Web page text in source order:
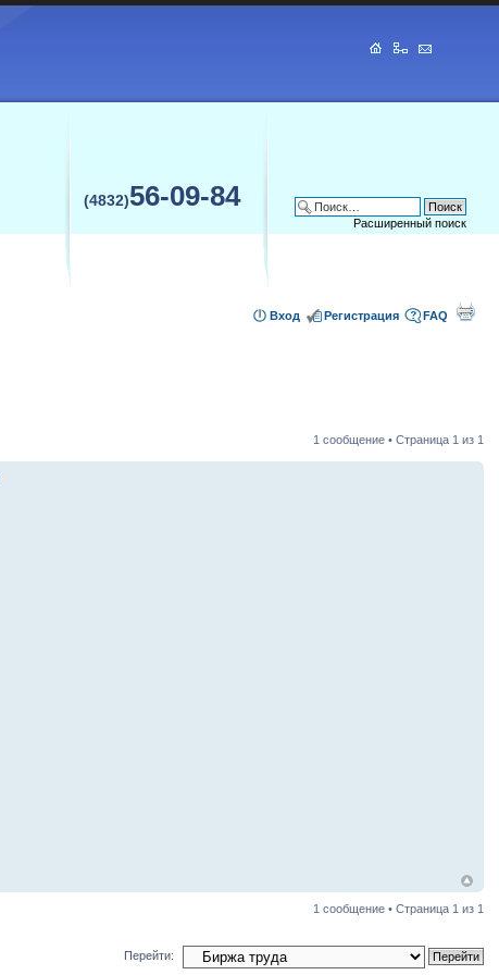
(4832)56-09-84
Расширенный поиск
FAQ
Регистрация
Вход
1 сообщение • Страница 1 из 1
1 сообщение • Страница 1 из 1
Перейти: